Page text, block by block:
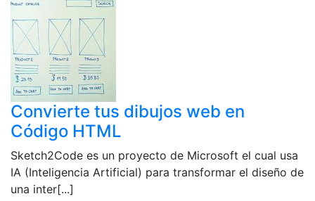
Convierte tus dibujos web en
Código HTML
Sketch2Code es un proyecto de Microsoft el cual usa
IA (Inteligencia Artificial) para transformar el diseño de
una inter[...]